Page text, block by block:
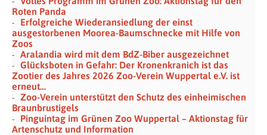
Roten Panda
Erfolgreiche Wiederansiedlung der einst
ausgestorbenen Moorea-Baumschnecke mit Hilfe von
Zoos
Aralandia wird mit dem BdZ-Biber ausgezeichnet
Glücksboten in Gefahr: Der Kronenkranich ist das
Zootier des Jahres 2026 Zoo-Verein Wuppertal e.V. ist
erneut…
Zoo-Verein unterstützt den Schutz des einheimischen
Braunbrustigels
Pinguintag im Grünen Zoo Wuppertal – Aktionstag für
Artenschutz und Information